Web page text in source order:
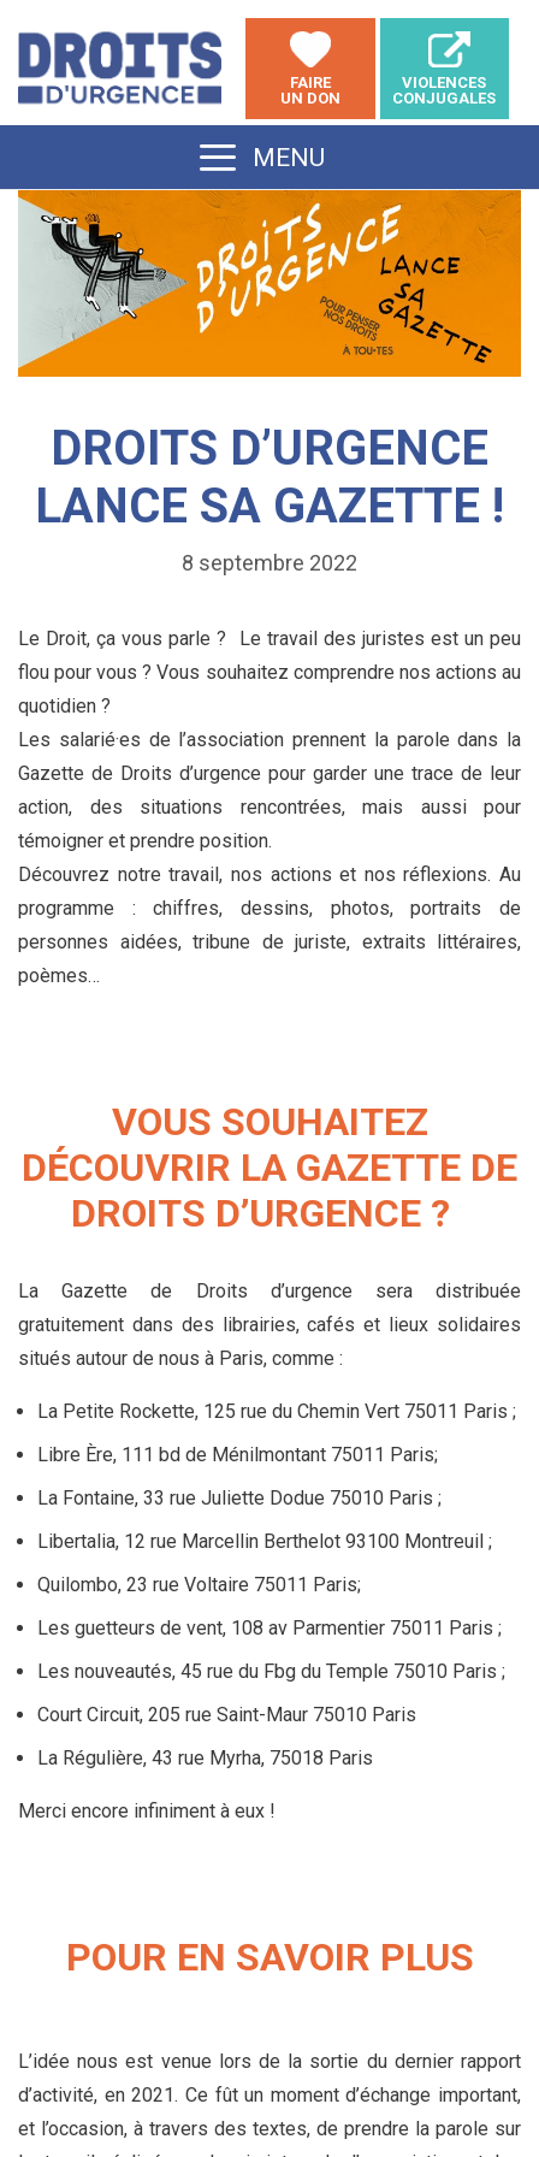
contenu
FAIRE
UN DON
VIOLENCES
CONJUGALES
MENU
DROITS D’URGENCE
LANCE SA GAZETTE !
8 septembre 2022
Le Droit, ça vous parle ? Le travail des juristes est un peu
flou pour vous ? Vous souhaitez comprendre nos actions au
quotidien ?
Les salarié·es de l’association prennent la parole dans la
Gazette de Droits d’urgence pour garder une trace de leur
action, des situations rencontrées, mais aussi pour
témoigner et prendre position.
Découvrez notre travail, nos actions et nos réflexions. Au
programme : chiffres, dessins, photos, portraits de
personnes aidées, tribune de juriste, extraits littéraires,
poèmes…
VOUS SOUHAITEZ
DÉCOUVRIR LA GAZETTE DE
DROITS D’URGENCE ?
La Gazette de Droits d’urgence sera distribuée
gratuitement dans des librairies, cafés et lieux solidaires
situés autour de nous à Paris, comme :
La Petite Rockette, 125 rue du Chemin Vert 75011 Paris ;
Libre Ère, 111 bd de Ménilmontant 75011 Paris;
La Fontaine, 33 rue Juliette Dodue 75010 Paris ;
Libertalia, 12 rue Marcellin Berthelot 93100 Montreuil ;
Quilombo, 23 rue Voltaire 75011 Paris;
Les guetteurs de vent, 108 av Parmentier 75011 Paris ;
Les nouveautés, 45 rue du Fbg du Temple 75010 Paris ;
Court Circuit, 205 rue Saint-Maur 75010 Paris
La Régulière, 43 rue Myrha, 75018 Paris
Merci encore infiniment à eux !
POUR EN SAVOIR PLUS
L’idée nous est venue lors de la sortie du dernier rapport
d’activité, en 2021. Ce fût un moment d’échange important,
et l’occasion, à travers des textes, de prendre la parole sur